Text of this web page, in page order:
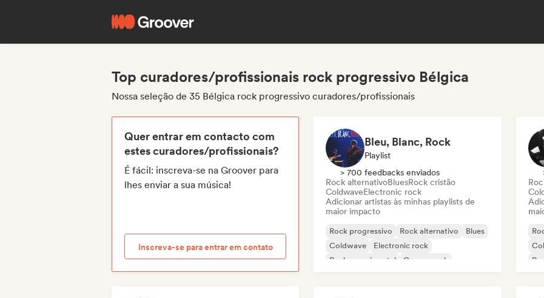
Top curadores/profissionais rock progressivo Bélgica
Nossa seleção de 35 Bélgica rock progressivo curadores/profissionais
Quer entrar em contacto com
estes curadores/profissionais?
É fácil: inscreva-se na Groover para
lhes enviar a sua música!
Inscreva-se para entrar em contato
Bleu, Blanc, Rock
Playlist
> 700 feedbacks enviados
Rock alternativoBluesRock cristão
ColdwaveElectronic rock
Adicionar artistas às minhas playlists de
maior impacto
Rock progressivo Rock alternativo
Blues
Coldwave
Electronic rock
Rock experimental
Garage rock